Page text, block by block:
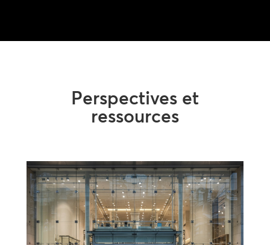
Perspectives et
ressources